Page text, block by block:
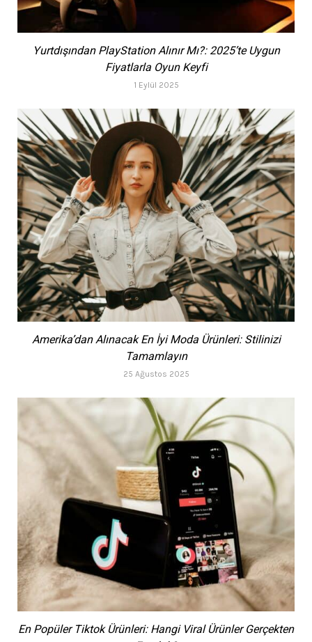
Yurtdışından PlayStation Alınır Mı?: 2025’te Uygun
Fiyatlarla Oyun Keyfi
1 Eylül 2025
Amerika’dan Alınacak En İyi Moda Ürünleri: Stilinizi
Tamamlayın
25 Ağustos 2025
En Popüler Tiktok Ürünleri: Hangi Viral Ürünler Gerçekten